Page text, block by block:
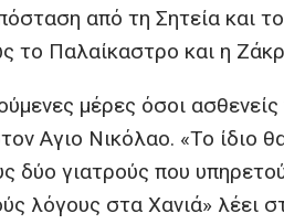
από τη Σητεία και
το Παλαίκαστρο και η
μέρες όσοι
Αγιο Νικόλαο. «Το ίδιο
δύο γιατρούς που
λόγους στα Χανιά» λέει